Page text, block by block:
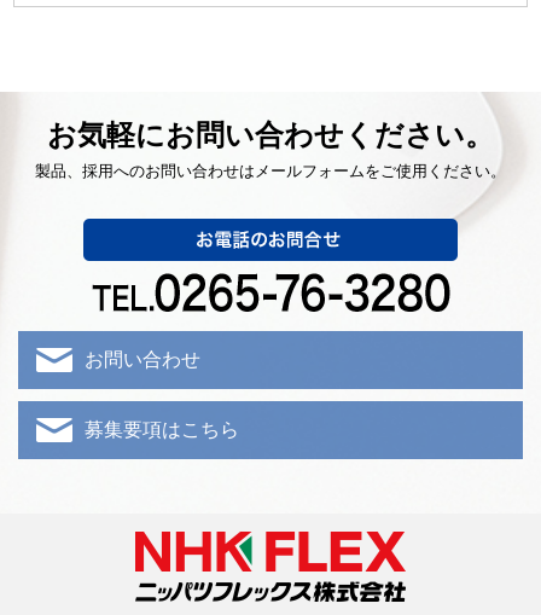
お気軽にお問い合わせください。
製品、採用へのお問い合わせはメールフォームをご使用ください。
お問い合わせ
募集要項はこちら